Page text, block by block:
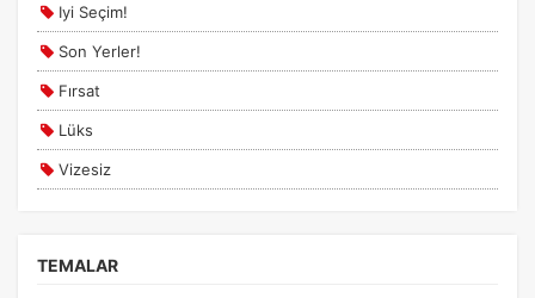
Iyi Seçim!
Son Yerler!
Fırsat
Lüks
Vizesiz
TEMALAR